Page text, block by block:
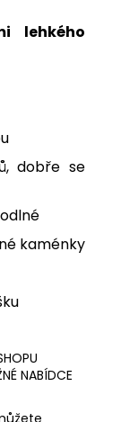
lehkého
dobře se
kaménky
NABÍDCE